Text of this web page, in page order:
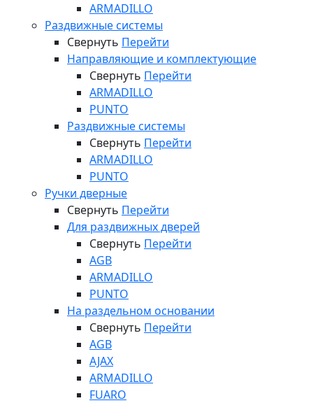
ARMADILLO
Раздвижные системы
Свернуть Перейти
Направляющие и комплектующие
Свернуть Перейти
ARMADILLO
PUNTO
Раздвижные системы
Свернуть Перейти
ARMADILLO
PUNTO
Ручки дверные
Свернуть Перейти
Для раздвижных дверей
Свернуть Перейти
AGB
ARMADILLO
PUNTO
На раздельном основании
Свернуть Перейти
AGB
AJAX
ARMADILLO
FUARO